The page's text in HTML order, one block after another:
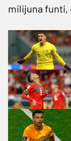
milijuna funti,